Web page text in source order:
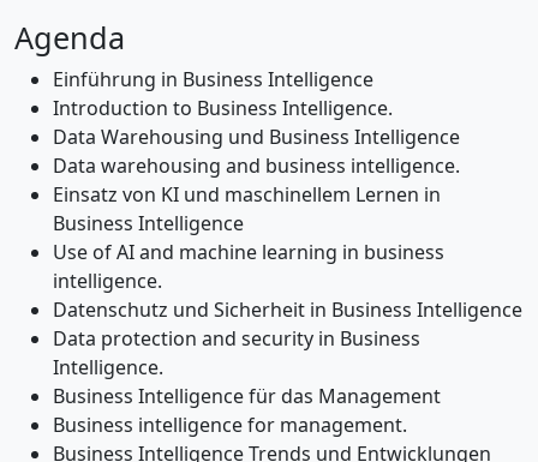
Agenda
Einführung in Business Intelligence
Introduction to Business Intelligence.
Data Warehousing und Business Intelligence
Data warehousing and business intelligence.
Einsatz von KI und maschinellem Lernen in
Business Intelligence
Use of AI and machine learning in business
intelligence.
Datenschutz und Sicherheit in Business Intelligence
Data protection and security in Business
Intelligence.
Business Intelligence für das Management
Business intelligence for management.
Business Intelligence Trends und Entwicklungen